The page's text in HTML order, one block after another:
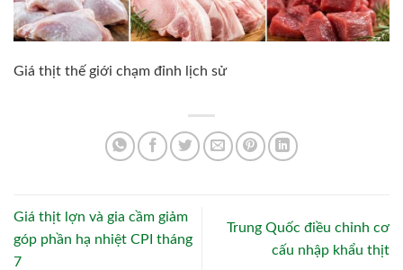
Giá thịt thế giới chạm đỉnh lịch sử
Giá thịt lợn và gia cầm giảm
góp phần hạ nhiệt CPI tháng
7
Trung Quốc điều chỉnh cơ
cấu nhập khẩu thịt